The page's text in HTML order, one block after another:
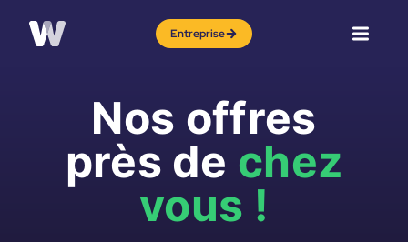
Entreprise
Nos offres
près de chez
vous !